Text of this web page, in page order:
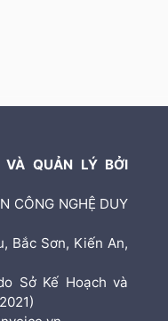
VÀ QUẢN LÝ BỞI
CÔNG NGHỆ DUY
Bắc Sơn, Kiến An,
Sở Kế Hoạch và